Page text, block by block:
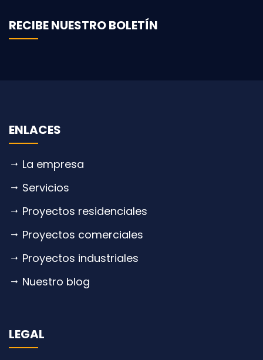
RECIBE NUESTRO BOLETÍN
ENLACES
La empresa
Servicios
Proyectos residenciales
Proyectos comerciales
Proyectos industriales
Nuestro blog
LEGAL